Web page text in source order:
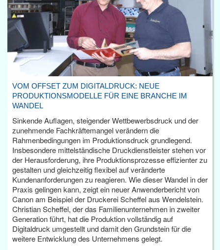
VOM OFFSET ZUM DIGITALDRUCK: NEUE
PRODUKTIONSMODELLE FÜR EINE BRANCHE IM
WANDEL
Sinkende Auflagen, steigender Wettbewerbsdruck und der
zunehmende Fachkräftemangel verändern die
Rahmenbedingungen im Produktionsdruck grundlegend.
Insbesondere mittelständische Druckdienstleister stehen vor
der Herausforderung, ihre Produktionsprozesse effizienter zu
gestalten und gleichzeitig flexibel auf veränderte
Kundenanforderungen zu reagieren. Wie dieser Wandel in der
Praxis gelingen kann, zeigt ein neuer Anwenderbericht von
Canon am Beispiel der Druckerei Scheffel aus Wendelstein.
Christian Scheffel, der das Familienunternehmen in zweiter
Generation führt, hat die Produktion vollständig auf
Digitaldruck umgestellt und damit den Grundstein für die
weitere Entwicklung des Unternehmens gelegt.